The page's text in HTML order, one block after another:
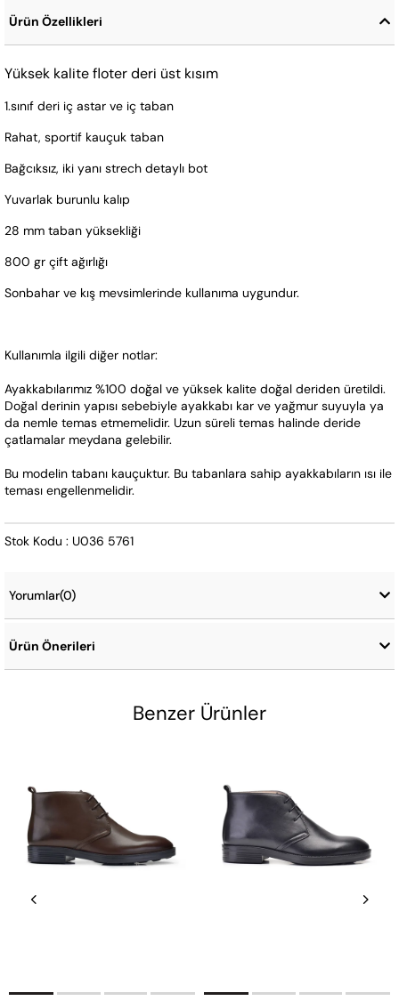
Ürün Özellikleri
Yüksek kalite floter deri üst kısım
1.sınıf deri iç astar ve iç taban
Rahat, sportif kauçuk taban
Bağcıksız, iki yanı strech detaylı bot
Yuvarlak burunlu kalıp
28 mm taban yüksekliği
800 gr çift ağırlığı
Sonbahar ve kış mevsimlerinde kullanıma uygundur.
Kullanımla ilgili diğer notlar:
Ayakkabılarımız %100 doğal ve yüksek kalite doğal deriden üretildi.
Doğal derinin yapısı sebebiyle ayakkabı kar ve yağmur suyuyla ya
da nemle temas etmemelidir. Uzun süreli temas halinde deride
çatlamalar meydana gelebilir.
Bu modelin tabanı kauçuktur. Bu tabanlara sahip ayakkabıların ısı ile
teması engellenmelidir.
Stok Kodu : U036 5761
Yorumlar(0)
Ürün Önerileri
Benzer Ürünler